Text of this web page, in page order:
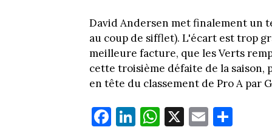
David Andersen met finalement un
au coup de sifflet). L'écart est trop
meilleure facture, que les Verts
cette troisième défaite de la saison,
en tête du classement de Pro A par
Fa Li W X E